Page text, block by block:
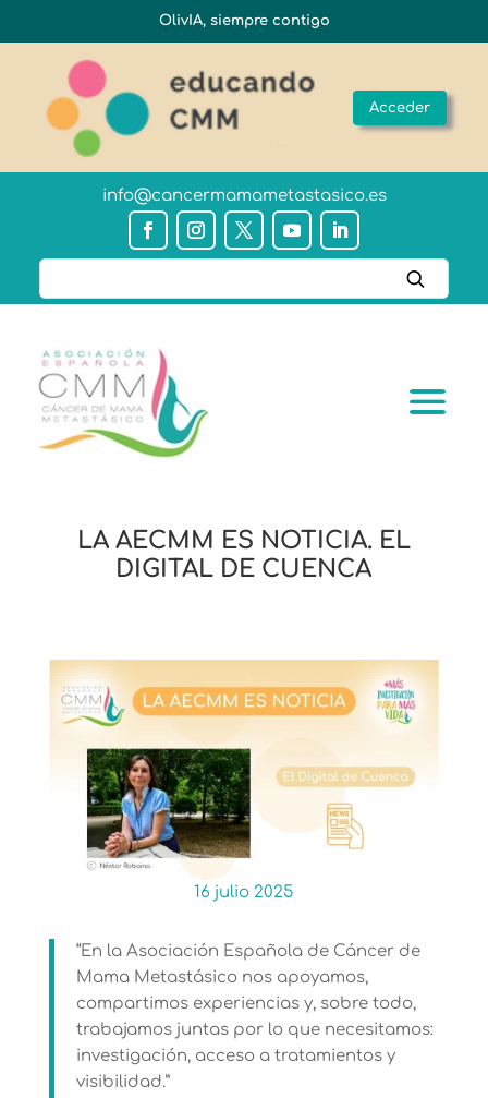
OlivIA, siempre contigo
Acceder
info@cancermamametastasico.es
LA AECMM ES NOTICIA. EL
DIGITAL DE CUENCA
16 julio 2025
“En la Asociación Española de Cáncer de
Mama Metastásico nos apoyamos,
compartimos experiencias y, sobre todo,
trabajamos juntas por lo que necesitamos:
investigación, acceso a tratamientos y
visibilidad.”